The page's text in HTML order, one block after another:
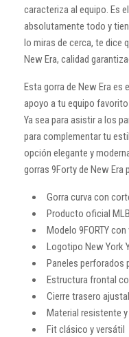
caracteriza al equipo. Es
absolutamente todo y
lo miras de cerca, te dice
New Era, calidad
Esta gorra de New Era
apoyo a tu equipo
Ya sea para asistir a los
para complementar tu
opción elegante y
gorras 9Forty de New Era
Gorra curva con
Producto oficial MLB
Modelo 9FORTY
Logotipo New York
Paneles perforados
Estructura frontal
Cierre trasero
Material resistente
Fit clásico y versátil